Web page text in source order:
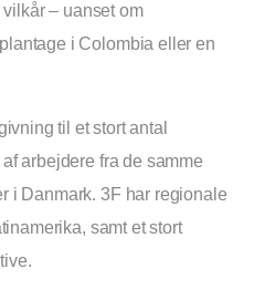
– uanset om
i Colombia eller en
til et stort antal
arbejdere fra de samme
i Danmark. 3F har regionale
samt et stort